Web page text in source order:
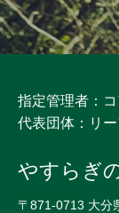
指定管理者：
代表団体：リ
やすらぎ
〒871-0713 大分